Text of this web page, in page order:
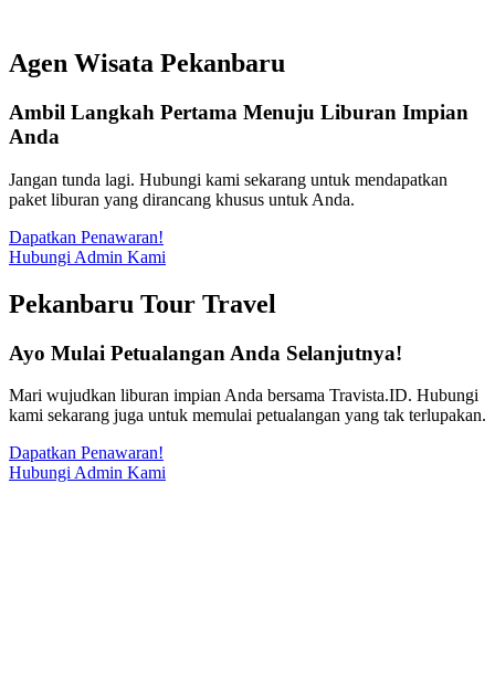
Agen Wisata Pekanbaru
Ambil Langkah Pertama Menuju Liburan Impian
Anda
Jangan tunda lagi. Hubungi kami sekarang untuk mendapatkan
paket liburan yang dirancang khusus untuk Anda.
Dapatkan Penawaran!
Hubungi Admin Kami
Pekanbaru Tour Travel
Ayo Mulai Petualangan Anda Selanjutnya!
Mari wujudkan liburan impian Anda bersama Travista.ID. Hubungi
kami sekarang juga untuk memulai petualangan yang tak terlupakan.
Dapatkan Penawaran!
Hubungi Admin Kami